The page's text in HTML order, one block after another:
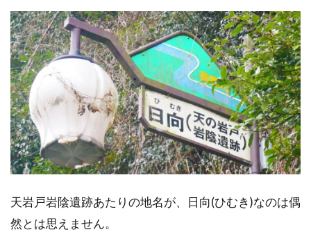
天岩戸岩陰遺跡あたりの地名が、日向(ひむき)なのは偶
然とは思えません。